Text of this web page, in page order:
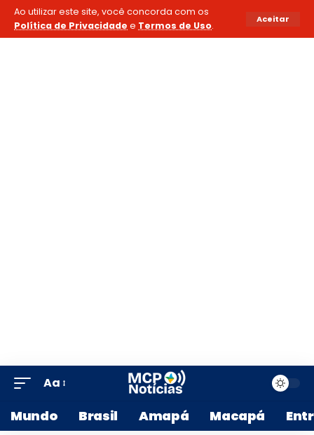
Ao utilizar este site, você concorda com os
Política de Privacidade e Termos de Uso.
Aceitar
Aa
Mundo Brasil Amapá Macapá